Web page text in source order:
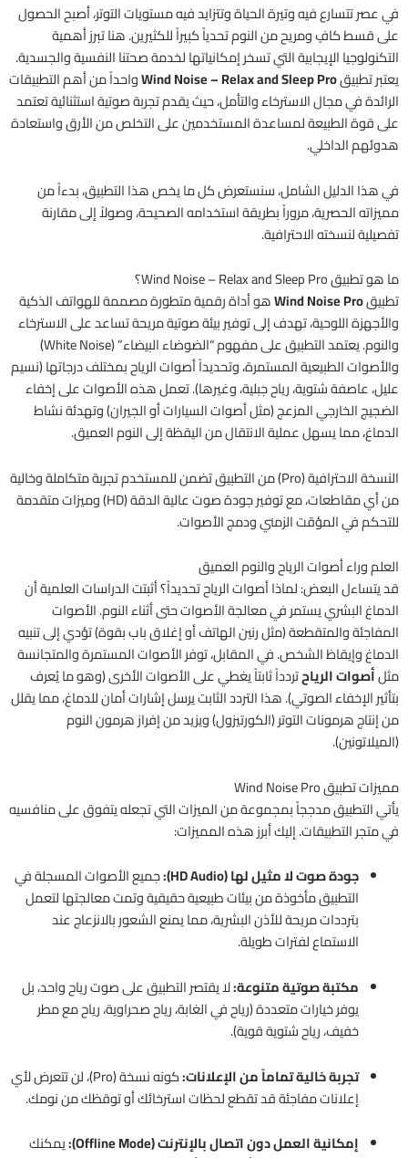
في عصر تتسارع فيه وتيرة الحياة وتتزايد فيه مستويات التوتر، أصبح الحصول
على قسط كافٍ ومريح من النوم تحدياً كبيراً للكثيرين. هنا تبرز أهمية
التكنولوجيا الإيجابية التي تسخر إمكانياتها لخدمة صحتنا النفسية والجسدية.
يعتبر تطبيقWind Noise – Relax and Sleep Proواحداً من أهم التطبيقات
الرائدة في مجال الاسترخاء والتأمل، حيث يقدم تجربة صوتية استثنائية تعتمد
على قوة الطبيعة لمساعدة المستخدمين على التخلص من الأرق واستعادة
هدوئهم الداخلي.
في هذا الدليل الشامل، سنستعرض كل ما يخص هذا التطبيق، بدءاً من
مميزاته الحصرية، مروراً بطريقة استخدامه الصحيحة، وصولاً إلى مقارنة
تفصيلية لنسخته الاحترافية.
ما هو تطبيق Wind Noise – Relax and Sleep Pro؟
تطبيقWind Noise Proهو أداة رقمية متطورة مصممة للهواتف الذكية
والأجهزة اللوحية، تهدف إلى توفير بيئة صوتية مريحة تساعد على الاسترخاء
والنوم. يعتمد التطبيق على مفهوم “الضوضاء البيضاء” (White Noise)
والأصوات الطبيعية المستمرة، وتحديداً أصوات الرياح بمختلف درجاتها (نسيم
عليل، عاصفة شتوية، رياح جبلية، وغيرها). تعمل هذه الأصوات على إخفاء
الضجيج الخارجي المزعج (مثل أصوات السيارات أو الجيران) وتهدئة نشاط
الدماغ، مما يسهل عملية الانتقال من اليقظة إلى النوم العميق.
النسخة الاحترافية (Pro) من التطبيق تضمن للمستخدم تجربة متكاملة وخالية
من أي مقاطعات، مع توفير جودة صوت عالية الدقة (HD) وميزات متقدمة
للتحكم في المؤقت الزمني ودمج الأصوات.
العلم وراء أصوات الرياح والنوم العميق
قد يتساءل البعض: لماذا أصوات الرياح تحديداً؟ أثبتت الدراسات العلمية أن
الدماغ البشري يستمر في معالجة الأصوات حتى أثناء النوم. الأصوات
المفاجئة والمتقطعة (مثل رنين الهاتف أو إغلاق باب بقوة) تؤدي إلى تنبيه
الدماغ وإيقاظ الشخص. في المقابل، توفر الأصوات المستمرة والمتجانسة
مثلأصوات الرياحتردداً ثابتاً يغطي على الأصوات الأخرى (وهو ما يُعرف
بتأثير الإخفاء الصوتي). هذا التردد الثابت يرسل إشارات أمان للدماغ، مما يقلل
من إنتاج هرمونات التوتر (الكورتيزول) ويزيد من إفراز هرمون النوم
(الميلاتونين).
مميزات تطبيق Wind Noise Pro
يأتي التطبيق مدججاً بمجموعة من الميزات التي تجعله يتفوق على منافسيه
في متجر التطبيقات. إليك أبرز هذه المميزات:
جودة صوت لا مثيل لها (HD Audio):
جميع الأصوات المسجلة في
التطبيق مأخوذة من بيئات طبيعية حقيقية وتمت معالجتها لتعمل
بترددات مريحة للأذن البشرية، مما يمنع الشعور بالانزعاج عند
الاستماع لفترات طويلة.
مكتبة صوتية متنوعة:لا يقتصر التطبيق على صوت رياح واحد، بل
يوفر خيارات متعددة (رياح في الغابة، رياح صحراوية، رياح مع مطر
خفيف، رياح شتوية قوية).
تجربة خالية تماماً من الإعلانات:
كونه نسخة (Pro)، لن تتعرض لأي
إعلانات مفاجئة قد تقطع لحظات استرخائك أو توقظك من نومك.
إمكانية العمل دون اتصال بالإنترنت (Offline Mode):
يمكنك